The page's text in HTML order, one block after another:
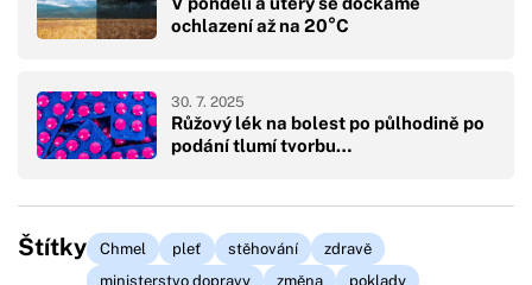
ochlazení až na 20°C
Růžový lék na bolest po půlhodině po
podání tlumí tvorbu…
30. 7. 2025
Štítky Chmel pleť stěhování
zdravě
ministerstvo dopravy
změna
poklady